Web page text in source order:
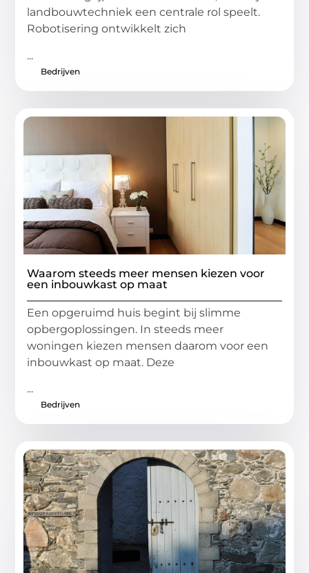
landbouwtechniek een centrale rol speelt.
Robotisering ontwikkelt zich
...
Bedrijven
Waarom steeds meer mensen kiezen voor
een inbouwkast op maat
Een opgeruimd huis begint bij slimme
opbergoplossingen. In steeds meer
woningen kiezen mensen daarom voor een
inbouwkast op maat. Deze
...
Bedrijven